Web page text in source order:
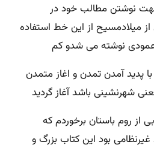
نوشتن مطالب خود در
پیش از میلادمسیح از این خط استفاده
عمودی نوشته می شدو کم
پدید آمدن تمدن و اغاز متمدن
شهرنشینی باشد آغاز گردید
از روم باستان برخوردم که
بود این کتاب بزرگ و